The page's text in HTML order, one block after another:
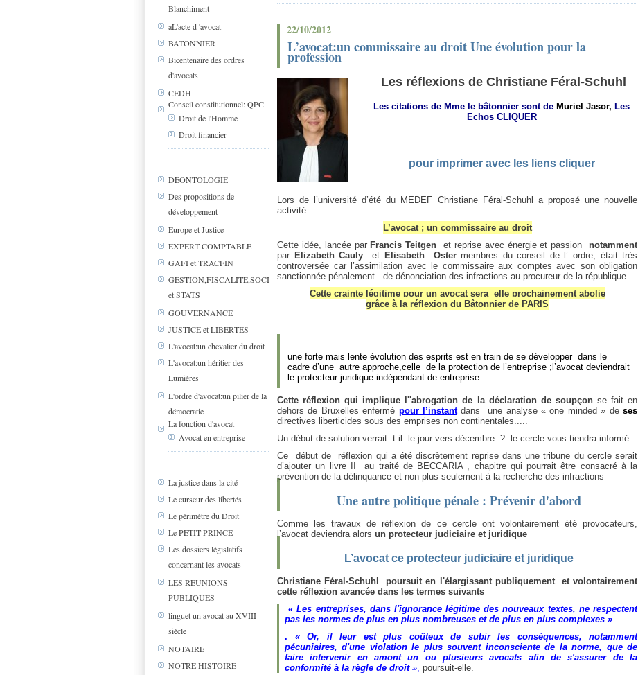
Blanchiment
aL'acte d 'avocat
BATONNIER
Bicentenaire des ordres
d'avocats
CEDH
Conseil constitutionnel: QPC
Droit de l'Homme
Droit financier
DEONTOLOGIE
Des propositions de
développement
Europe et Justice
EXPERT COMPTABLE
GAFI et TRACFIN
GESTION,FISCALITE,SOCIAL
et STATS
GOUVERNANCE
JUSTICE et LIBERTES
L'avocat:un chevalier du droit
L'avocat:un héritier des
Lumières
L'ordre d'avocat:un pilier de la
démocratie
La fonction d'avocat
Avocat en entreprise
La justice dans la cité
Le curseur des libertés
Le périmètre du Droit
Le PETIT PRINCE
Les dossiers législatifs
concernant les avocats
LES REUNIONS
PUBLIQUES
linguet un avocat au XVIII
siècle
NOTAIRE
NOTRE HISTOIRE
22/10/2012
L’avocat:un commissaire au droit Une évolution pour la
profession
Les réflexions de Christiane Féral-Schuhl
Les citations de Mme le bâtonnier sont deMuriel Jasor, Les
Echos CLIQUER
pour imprimer avec les liens cliquer
Lors de l’université d’été du MEDEF Christiane Féral-Schuhl a proposé une nouvelle
activité
L’avocat ; un commissaire au droit
Cette idée, lancée par Francis Teitgen et reprise avec énergie et passion notamment
par Elizabeth Cauly et Elisabeth Ostermembres du conseil de l’ ordre, était très
controversée car l’assimilation avec le commissaire aux comptes avec son obligation
sanctionnée pénalement de dénonciation des infractions au procureur de la république
Cette crainte légitime pour un avocat sera elle prochainement abolie
grâce à la réflexion du Bâtonnier de PARIS
une forte mais lente évolution des esprits est en train de se développer dans le
cadre d’une autre approche,celle de la protection de l’entreprise ;l’avocat deviendrait
le protecteur juridique indépendant de entreprise
Cette réflexion qui implique l''abrogation de la déclaration de soupçonse fait en
dehors de Bruxelles enfermé pour l’instantdans une analyse « one minded » deses
directives liberticides sous des emprises non continentales.....
Un début de solution verrait t il le jour vers décembre ? le cercle vous tiendra informé
Ce début de réflexion qui a été discrètement reprise dans une tribune du cercle serait
d’ajouter un livre II au traité de BECCARIA , chapitre qui pourrait être consacré à la
prévention de la délinquance et non plus seulement à la recherche des infractions
Une autre politique pénale : Prévenir d'abord
Comme les travaux de réflexion de ce cercle ont volontairement été provocateurs,
l’avocat deviendra alors un protecteur judiciaire et juridique
L’avocat ce protecteur judiciaire et juridique
Christiane Féral-Schuhl poursuit en l'élargissant publiquement et volontairement
cette réflexion avancée dans les termes suivants
« Les entreprises, dans l'ignorance légitime des nouveaux textes, ne respectent
pas les normes de plus en plus nombreuses et de plus en plus complexes »
. « Or, il leur est plus coûteux de subir les conséquences, notamment
pécuniaires, d'une violation le plus souvent inconsciente de la norme, que de
faire intervenir en amont un ou plusieurs avocats afin de s'assurer de la
conformité à la règle de droit » poursuit-elle.